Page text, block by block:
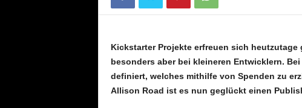
d
Kickstarter Projekte erfreuen sich
besonders aber bei kleineren Entwicklern.
definiert, welches mithilfe von Spenden zu
Allison Road ist es nun geglückt einen